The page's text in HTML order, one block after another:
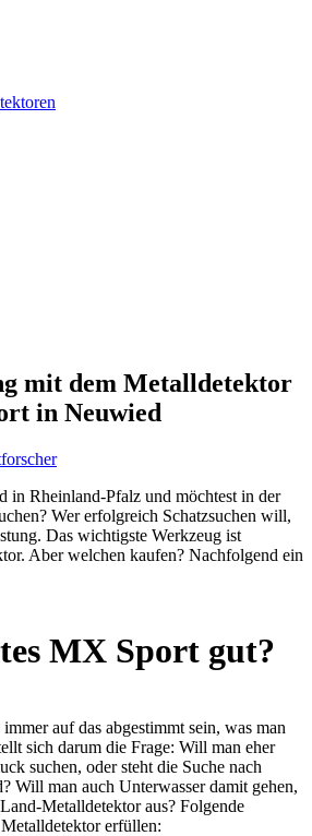
mit dem Metalldetektor
in Neuwied
in Rheinland-Pfalz und möchtest in der
Wer erfolgreich Schatzsuchen will,
Das wichtigste Werkzeug ist
Aber welchen kaufen? Nachfolgend ein
MX Sport gut?
auf das abgestimmt sein, was man
sich darum die Frage: Will man eher
suchen, oder steht die Suche nach
Will man auch Unterwasser damit gehen,
Metalldetektor aus? Folgende
erfüllen: